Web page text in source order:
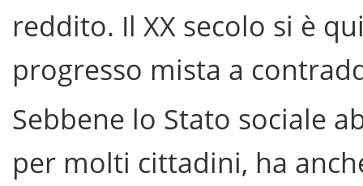
reddito. Il XX secolo si è
progresso mista a
Sebbene lo Stato sociale
per molti cittadini, ha